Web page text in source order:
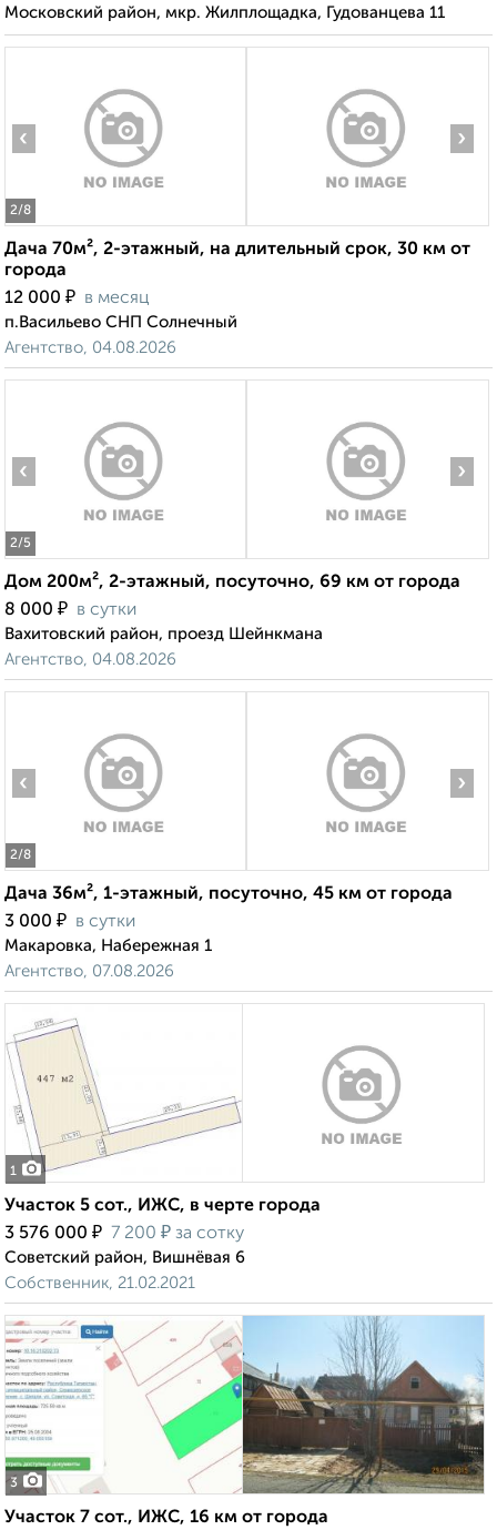
Московский район, мкр. Жилплощадка, Гудованцева 11
2/8
‹ ›
Дача 70м², 2-этажный, на длительный срок, 30 км от
города
12 000 ₽ в месяц
п.Васильево СНП Солнечный
Агентство, 04.08.2026
2/5
‹ ›
Дом 200м², 2-этажный, посуточно, 69 км от города
8 000 ₽ в сутки
Вахитовский район, проезд Шейнкмана
Агентство, 04.08.2026
2/8
‹ ›
Дача 36м², 1-этажный, посуточно, 45 км от города
3 000 ₽ в сутки
Макаровка, Набережная 1
Агентство, 07.08.2026
1
Участок 5 сот., ИЖС, в черте города
3 576 000 ₽ 7 200 ₽ за сотку
Советский район, Вишнёвая 6
Собственник, 21.02.2021
3
Участок 7 сот., ИЖС, 16 км от города